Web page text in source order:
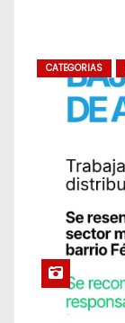
CATEGORIAS